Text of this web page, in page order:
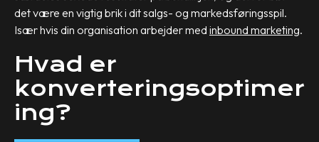
det være en vigtig brik i dit salgs- og markedsføringsspil.
Især hvis din organisation arbejder med inbound marketing.
Hvad er
konverteringsoptimer
ing?